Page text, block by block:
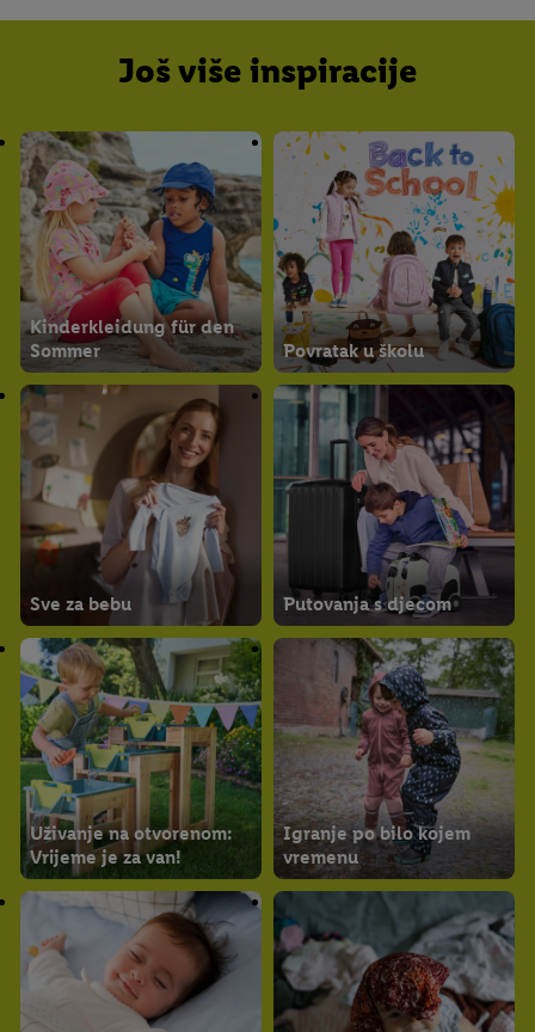
Još više inspiracije
Kinderkleidung für den
Sommer
Povratak u školu
Sve za bebu Putovanja s djecom
Uživanje na otvorenom:
Vrijeme je za van!
Igranje po bilo kojem
vremenu